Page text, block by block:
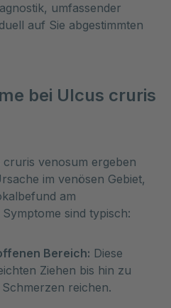
umfassender
auf Sie abgestimmten
bei Ulcus cruris
cruris venosum ergeben
im venösen Gebiet,
am
sind typisch:
Bereich: Diese
Ziehen bis hin zu
reichen.